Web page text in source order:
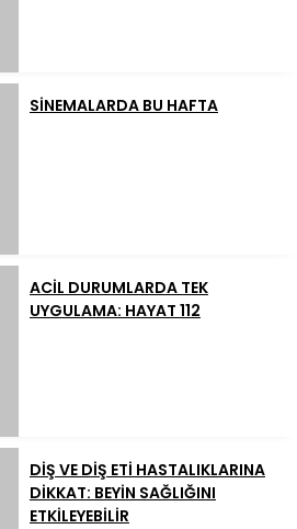
SİNEMALARDA BU HAFTA
ACİL DURUMLARDA TEK
UYGULAMA: HAYAT 112
DİŞ VE DİŞ ETİ HASTALIKLARINA
DİKKAT: BEYİN SAĞLIĞINI
ETKİLEYEBİLİR